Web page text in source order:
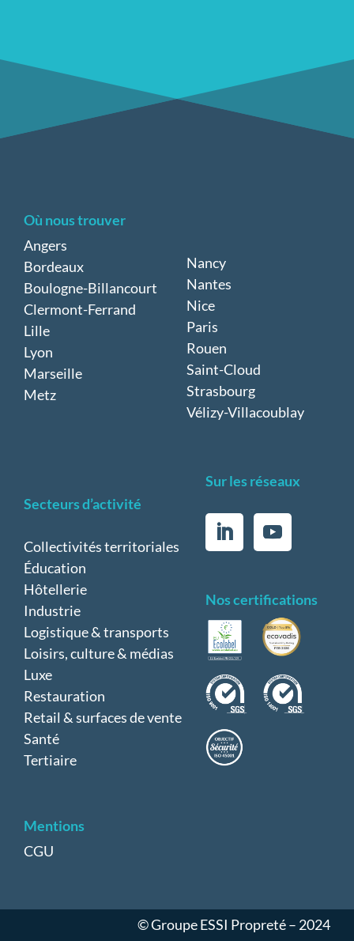
Où nous trouver
Angers
Bordeaux
Boulogne-Billancourt
Clermont-Ferrand
Lille
Lyon
Marseille
Metz
Nancy
Nantes
Nice
Paris
Rouen
Saint-Cloud
Strasbourg
Vélizy-Villacoublay
Secteurs d’activité
Collectivités territoriales
Éducation
Hôtellerie
Industrie
Logistique & transports
Loisirs, culture & médias
Luxe
Restauration
Retail & surfaces de vente
Santé
Tertiaire
Sur les réseaux
Nos certifications
Mentions
CGU
© Groupe ESSI Propreté – 2024